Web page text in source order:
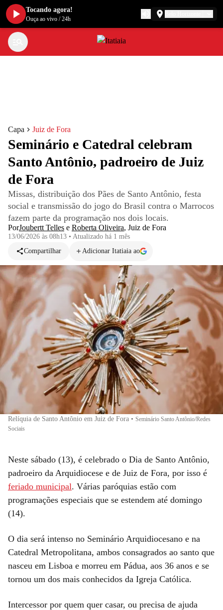
Capa Juiz de Fora
Seminário e Catedral celebram
Santo Antônio, padroeiro de Juiz
de Fora
Missas, distribuição dos Pães de Santo Antônio, festa
social e transmissão do jogo do Brasil contra o Marrocos
fazem parte da programação nos dois locais.
PorJoubertt Telles e Roberta Oliveira, Juiz de Fora
13/06/2026 às 08h13 • Atualizado há 1 mês
Compartilhar
Adicionar Itatiaia ao
Relíquia de Santo Antônio em Juiz de Fora • Seminário Santo Antônio/Redes
Sociais
Neste sábado (13), é celebrado o Dia de Santo Antônio,
padroeiro da Arquidiocese e de Juiz de Fora, por isso é
feriado municipal. Várias paróquias estão com
programações especiais que se estendem até domingo
(14).
O dia será intenso no Seminário Arquidiocesano e na
Catedral Metropolitana, ambos consagrados ao santo que
nasceu em Lisboa e morreu em Pádua, aos 36 anos e se
tornou um dos mais conhecidos da Igreja Católica.
Intercessor por quem quer casar, ou precisa de ajuda
Tocando agora!
Ouça ao vivo /24h